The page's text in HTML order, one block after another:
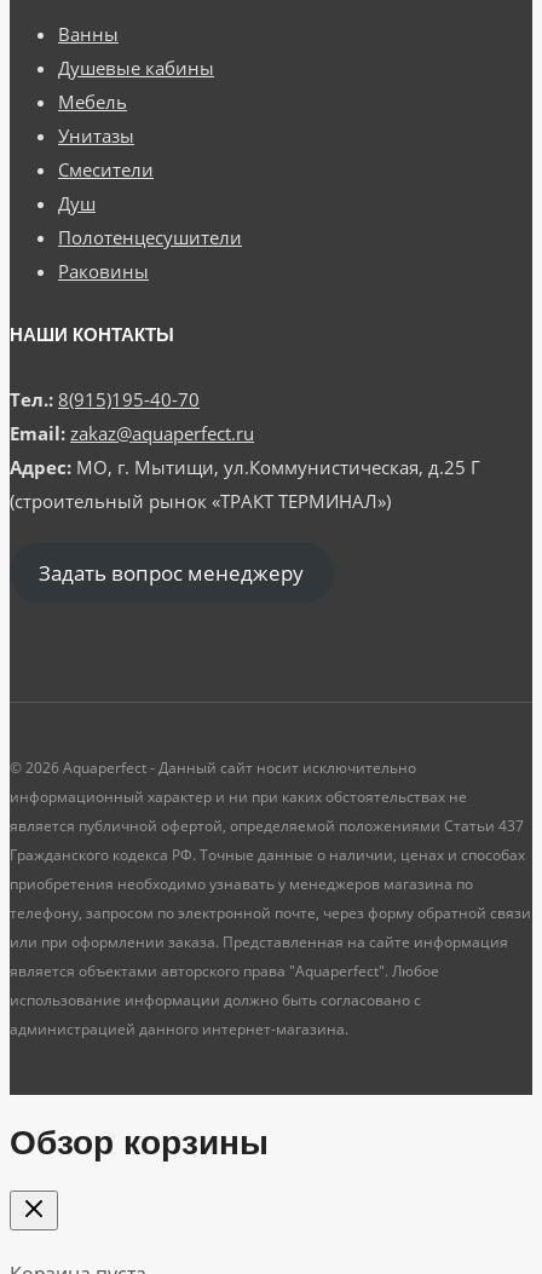
Ванны
Душевые кабины
Мебель
Унитазы
Смесители
Душ
Полотенцесушители
Раковины
НАШИ КОНТАКТЫ
Тел.: 8(915)195-40-70
Email: zakaz@aquaperfect.ru
Адрес: МО, г. Мытищи, ул.Коммунистическая, д.25 Г
(строительный рынок «ТРАКТ ТЕРМИНАЛ»)
Задать вопрос менеджеру
© 2026 Aquaperfect - Данный сайт носит исключительно
информационный характер и ни при каких обстоятельствах не
является публичной офертой, определяемой положениями Статьи 437
Гражданского кодекса РФ. Точные данные о наличии, ценах и способах
приобретения необходимо узнавать у менеджеров магазина по
телефону, запросом по электронной почте, через форму обратной связи
или при оформлении заказа. Представленная на сайте информация
является объектами авторского права "Aquaperfect". Любое
использование информации должно быть согласовано с
администрацией данного интернет-магазина.
Обзор корзины